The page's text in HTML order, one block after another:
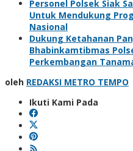
Personel Polsek Siak
Untuk Mendukung
Nasional
Dukung Ketahanan
Bhabinkamtibmas
Perkembangan
oleh REDAKSI METRO TEMPO
Ikuti Kami Pada